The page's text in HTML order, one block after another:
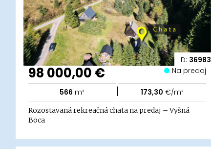
ID: 36983
98 000,00 € Na predaj
566 m² | 173,30 €/m²
Rozostavaná rekreačná chata na predaj – Vyšná
Boca